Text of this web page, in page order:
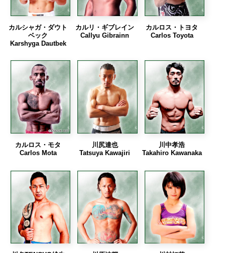
カルシャガ・ダウト
ベック
Karshyga Dautbek
カルリ・ギブレイン
Callyu Gibrainn
カルロス・トヨタ
Carlos Toyota
カルロス・モタ
Carlos Mota
川尻達也
Tatsuya Kawajiri
川中孝浩
Takahiro Kawanaka